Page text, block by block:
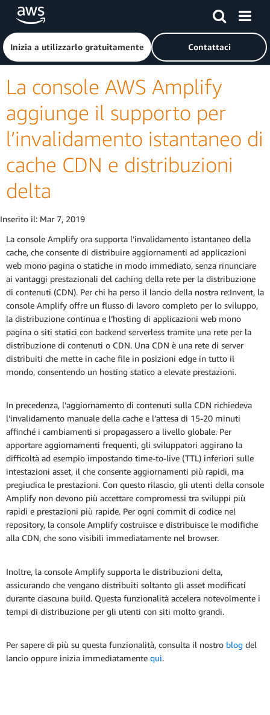
Passa al contenuto principale
Fai clic qui per tornare alla home page di Amazon Web
Inizia a utilizzarlo gratuitamente Contattaci
La console AWS Amplify
aggiunge il supporto per
l’invalidamento istantaneo di
cache CDN e distribuzioni
delta
Inserito il: Mar 7, 2019
La console Amplify ora supporta l’invalidamento istantaneo della
cache, che consente di distribuire aggiornamenti ad applicazioni
web mono pagina o statiche in modo immediato, senza rinunciare
ai vantaggi prestazionali del caching della rete per la distribuzione
di contenuti (CDN). Per chi ha perso il lancio della nostra re:Invent, la
console Amplify offre un flusso di lavoro completo per lo sviluppo,
la distribuzione continua e l’hosting di applicazioni web mono
pagina o siti statici con backend serverless tramite una rete per la
distribuzione di contenuti o CDN. Una CDN è una rete di server
distribuiti che mette in cache file in posizioni edge in tutto il
mondo, consentendo un hosting statico a elevate prestazioni.
In precedenza, l’aggiornamento di contenuti sulla CDN richiedeva
l’invalidamento manuale della cache e l’attesa di 15-20 minuti
affinché i cambiamenti si propagassero a livello globale. Per
apportare aggiornamenti frequenti, gli sviluppatori aggirano la
difficoltà ad esempio impostando time-to-live (TTL) inferiori sulle
intestazioni asset, il che consente aggiornamenti più rapidi, ma
pregiudica le prestazioni. Con questo rilascio, gli utenti della console
Amplify non devono più accettare compromessi tra sviluppi più
rapidi e prestazioni più rapide. Per ogni commit di codice nel
repository, la console Amplify costruisce e distribuisce le modifiche
alla CDN, che sono visibili immediatamente nel browser.
Inoltre, la console Amplify supporta le distribuzioni delta,
assicurando che vengano distribuiti soltanto gli asset modificati
durante ciascuna build. Questa funzionalità accelera notevolmente i
tempi di distribuzione per gli utenti con siti molto grandi.
Per sapere di più su questa funzionalità, consulta il nostro blog del
lancio oppure inizia immediatamente qui.